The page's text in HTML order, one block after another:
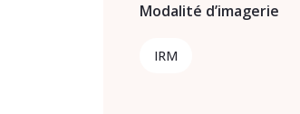
Modalité d’imagerie
IRM